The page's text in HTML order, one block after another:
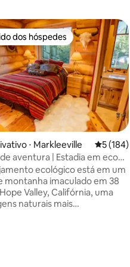
de 5, 38 avaliações
preferidos dos hóspedes
dos hóspedes
⋅ Markleeville 5 de
5 (184)
aventura | Estadia em eco
Westernecológico está em um
montanha imaculado em 38
Valley, Califórnia, uma
naturais mais